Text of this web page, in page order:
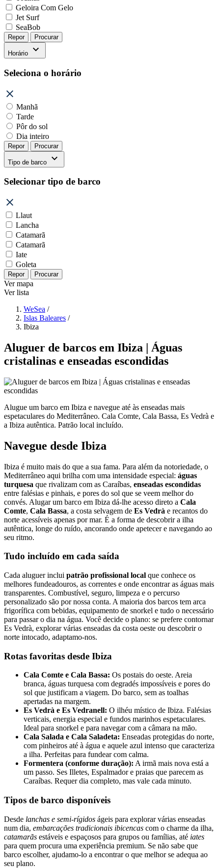
Geloira Com Gelo
Jet Surf
SeaBob
Repor Procurar
Horário
Seleciona o horário
Manhã
Tarde
Pôr do sol
Dia inteiro
Repor Procurar
Tipo de barco
Selecionar tipo de barco
Llaut
Lancha
Catamarã
Catamarã
Iate
Goleta
Repor Procurar
Ver mapa
Ver lista
WeSea /
Islas Baleares /
Ibiza
Aluguer de barcos em Ibiza | Águas
cristalinas e enseadas escondidas
Alugue um barco em Ibiza e navegue até às enseadas mais
espetaculares do Mediterrâneo. Cala Comte, Cala Bassa, Es Vedrà e
a Ibiza autêntica. Patrão local incluído.
Navegue desde Ibiza
Ibiza é muito mais do que a sua fama. Para além da notoriedade, o
Mediterrâneo aqui brilha com uma intensidade especial: águas
turquesa que rivalizam com as Caraíbas, enseadas escondidas
entre falésias e pinhais, e pores do sol que se veem melhor do
convés. Alugar um barco em Ibiza dá-lhe acesso direto a Cala
Comte, Cala Bassa, a costa selvagem de Es Vedrà e recantos do
norte acessíveis apenas por mar. É a forma de descobrir a ilha
autêntica, longe do ruído, ancorando onde apetecer e navegando ao
seu ritmo.
Tudo incluído em cada saída
Cada aluguer inclui patrão profissional local que conhece os
melhores fundeadouros, as correntes e onde encontrar as águas mais
transparentes. Combustível, seguro, limpeza e o percurso
personalizado são por nossa conta. A maioria dos barcos tem arca
frigorífica com bebidas, equipamento de snorkel e tudo o necessário
para passar o dia na água. Você decide o plano: se prefere contornar
Es Vedrà, explorar várias enseadas da costa oeste ou descobrir o
norte intocado, adaptamo-nos.
Rotas favoritas desde Ibiza
Cala Comte e Cala Bassa: Os postais do oeste. Areia
branca, águas turquesa com degradés impossíveis e pores do
sol que justificam a viagem. Do barco, sem as toalhas
apertadas na margem.
Es Vedrà e Es Vedranell: O ilhéu místico de Ibiza. Falésias
verticais, energia especial e fundos marinhos espetaculares.
Ideal para snorkel e para navegar com a câmara na mão.
Cala Salada e Cala Saladeta: Enseadas protegidas do norte,
com pinheiros até à água e aquele azul intenso que caracteriza
a ilha. Perfeitas para fundear com calma.
Formentera (conforme duração): A irmã mais nova está a
um passo. Ses Illetes, Espalmador e praias que parecem as
Caraíbas. Requer dia completo, mas vale cada minuto.
Tipos de barco disponíveis
Desde lanchas e semi-rígidos ágeis para explorar várias enseadas
num dia, embarcações tradicionais ibicencas com o charme da ilha,
catamarãs estáveis e espaçosos para grupos ou famílias, até iates
para quem procura uma experiência premium. Se não sabe que
barco escolher, ajudamo-lo a encontrar o que melhor se adequa ao
seu plano.